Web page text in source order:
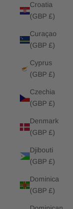
Croatia
(GBP £)
Curaçao
(GBP £)
Cyprus
(GBP £)
Czechia
(GBP £)
Denmark
(GBP £)
Djibouti
(GBP £)
Dominica
(GBP £)